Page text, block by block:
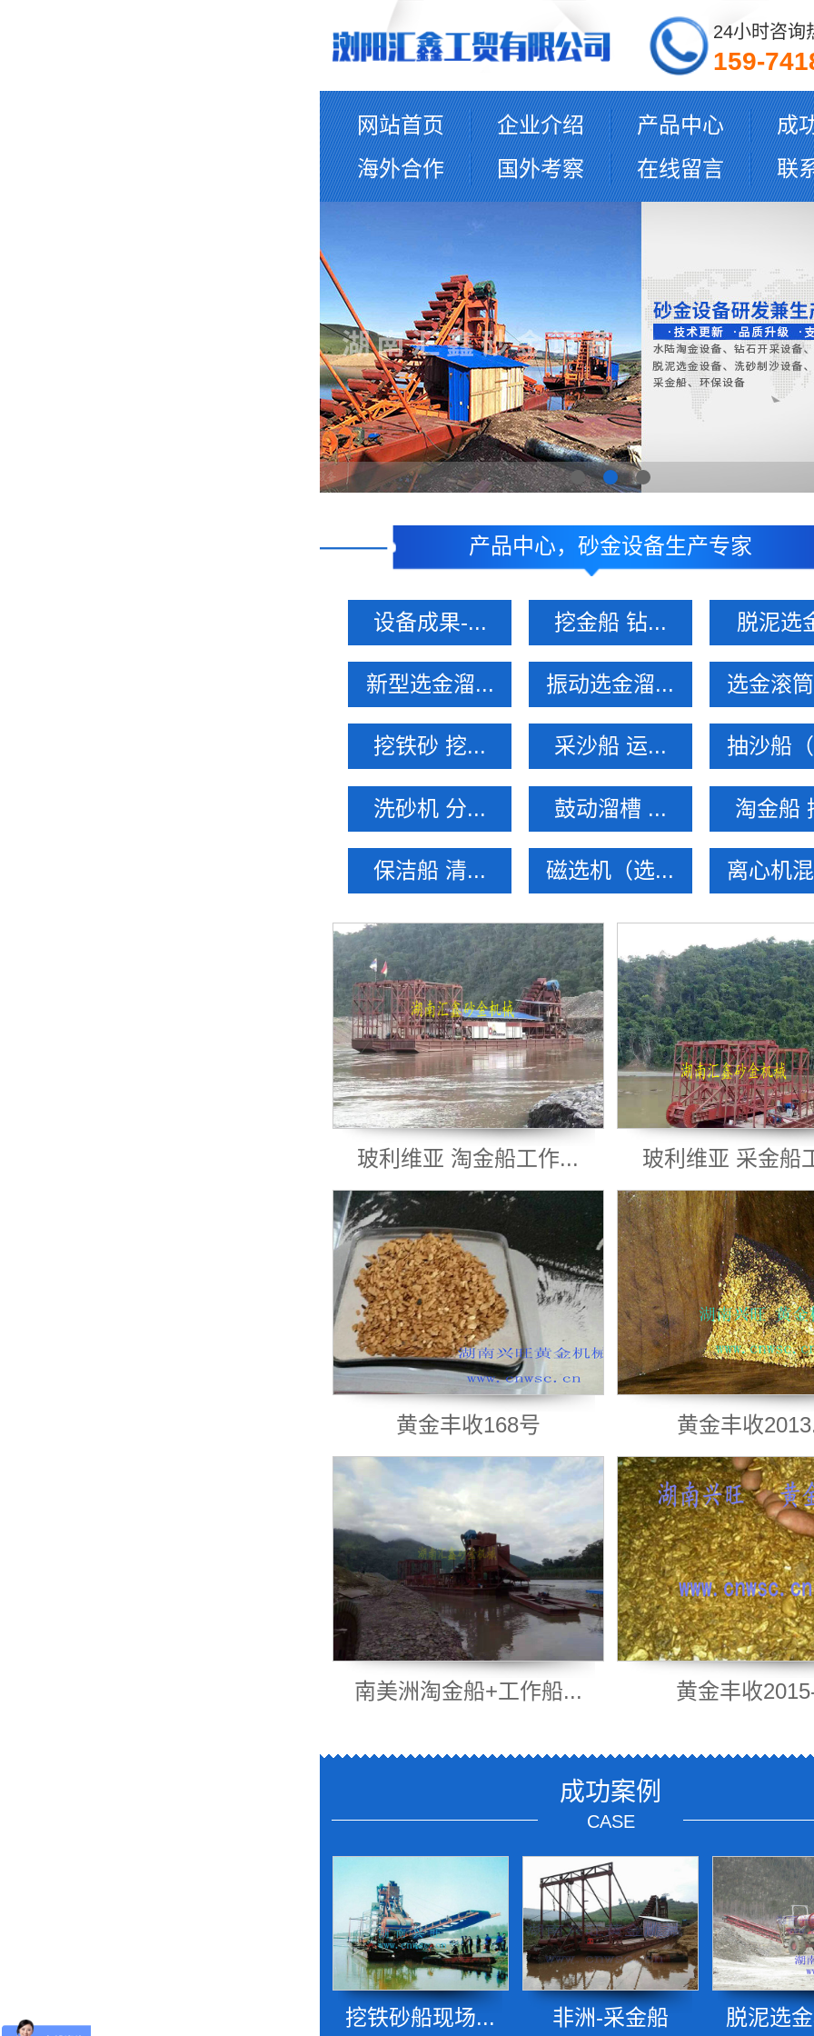
24小时咨询
159-
网站首页 企业介绍 产品中心
成
海外合作
国外考察 在线留言 联
产品中心，砂金设备生产专家
设备成果-... 挖金船 钻... 脱泥选
新型选金溜... 振动选金溜... 选金滚
挖铁砂 挖... 采沙船 运... 抽沙船
洗砂机 分... 鼓动溜槽 ... 淘金船
保洁船 清... 磁选机（选... 离心机
玻利维亚 淘金船工作... 玻利维亚 采金船
黄金丰收168号 黄金丰收
南美洲淘金船+工作船... 黄金丰收
成功案例
CASE
挖铁砂船现场... 非洲-采金船 脱泥选